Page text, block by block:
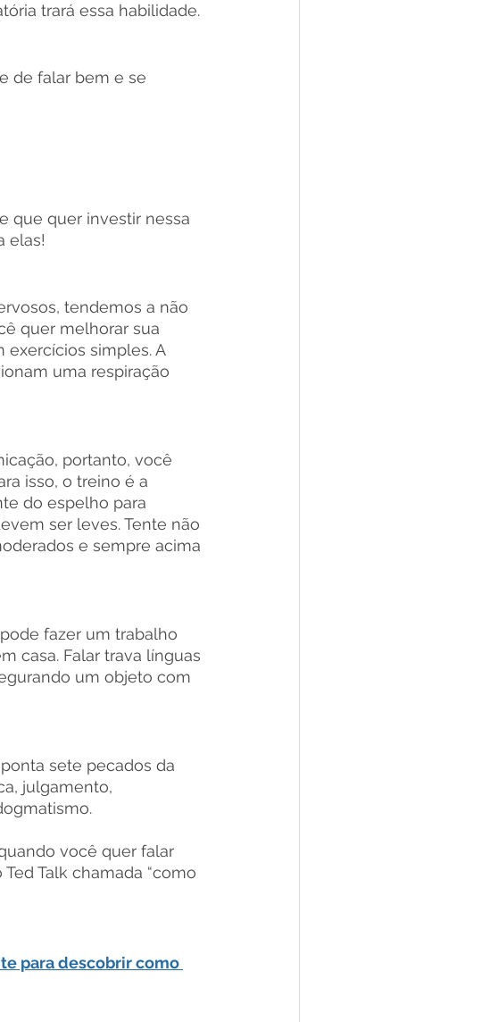
trará essa habilidade.
de falar bem e se
que quer investir nessa
elas!
tendemos a não
quer melhorar sua
exercícios simples. A
uma respiração
portanto, você
isso, o treino é a
do espelho para
ser leves. Tente não
e sempre acima
fazer um trabalho
casa. Falar trava línguas
um objeto com
sete pecados da
julgamento,
você quer falar
Talk chamada “como
para descobrir como